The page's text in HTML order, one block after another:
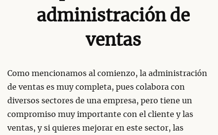
administración de
ventas
Como mencionamos al comienzo, la administración
de ventas es muy completa, pues colabora con
diversos sectores de una empresa, pero tiene un
compromiso muy importante con el cliente y las
ventas, y si quieres mejorar en este sector, las